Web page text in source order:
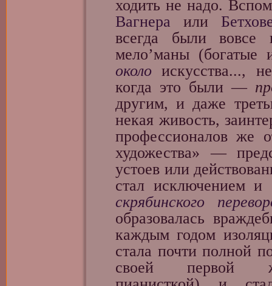
ходить не надо.
Вагнера или
всегда были
мело’маны
около искусства...,
когда это были —
другим, и даже
некая живость,
профессионалов же
художества» —
устоев или
стал исключением
скрябинского
образовалась
каждым годом
стала почти полной
своей первой